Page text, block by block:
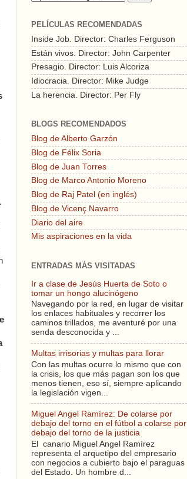
PELÍCULAS RECOMENDADAS
Inside Job. Director: Charles Ferguson
Están vivos. Director: John Carpenter
Presagio. Director: Luis Alcoriza
Idiocracia. Director: Mike Judge
La herencia. Director: Per Fly
BLOGS RECOMENDADOS
Blog de Alberto Garzón
Blog de Félix Soria
Blog de Juan Torres
Blog de Marco Antonio Moreno
Blog de Raj Patel (en inglés)
Blog de Vicenç Navarro
Diario del aire
Mis aspiraciones en la vida
ENTRADAS MÁS VISITADAS
Ir a clase de Jesús Huerta de Soto o
tomar un hongo alucinógeno
Navegando por la red, en lugar de visitar
los enlaces habituales y recorrer los
caminos trillados, me aventuré por una
senda desconocida y ...
Multas irrisorias y multas para llorar
Con las multas ocurre lo mismo que con
la crisis, los que más pagan son los que
menos tienen, eso sí, siempre aplicando
la legislación vigen...
Miguel Angel Ramírez: De colarse por
debajo del torno en el fútbol a colarse por
debajo del torno de la justicia
El canario Miguel Angel Ramírez
representa el arquetipo del empresario
con negocios a cubierto bajo el paraguas
del Estado. Un hombre d...